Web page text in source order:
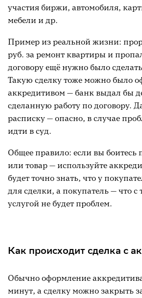
участия биржи, автомобиля,
мебели и др.
Пример из реальной жизни:
руб. за ремонт квартиры и
договору ещё нужно было
Такую сделку тоже можно было
аккредитивом — банк выдал бы
сделанную работу по договору.
расписку — опасно, в случае
идти в суд.
Общее правило: если вы боитесь
или товар — используйте
будет точно знать, что у
для сделки, а покупатель — что с
услугой не будет проблем.
Как происходит сделка с
Обычно оформление
минут, а сделку можно закрыть